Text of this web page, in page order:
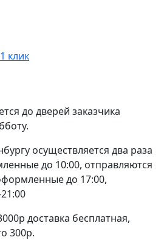
клик
до дверей заказчика
осуществляется два раза
до 10:00, отправляются
до 17:00,
доставка бесплатная,
300р.